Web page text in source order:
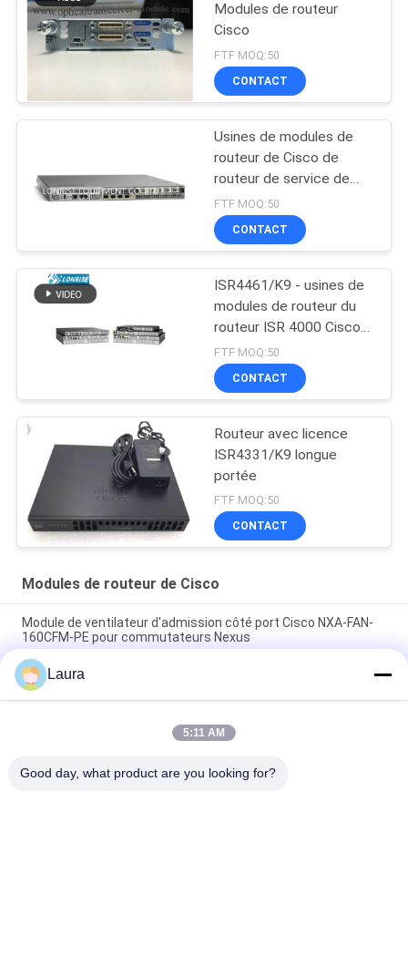
Modules de routeur
Cisco
FTF MOQ:50
CONTACT
Usines de modules de
routeur de Cisco de
routeur de service de
l'agrégation ASR1001
FTF MOQ:50
CONTACT
ISR4461/K9 - usines de
modules de routeur du
routeur ISR 4000 Cisco
de Cisco
FTF MOQ:50
CONTACT
Routeur avec licence
ISR4331/K9 longue
portée
FTF MOQ:50
CONTACT
Modules de routeur de Cisco
Module de ventilateur d'admission côté port Cisco NXA-FAN-
160CFM-PE pour commutateurs Nexus
ISR4221-SEC/K9 ISR 4321 with 2 onboard GE, 2 NIM slots, 1 ISC
slot, 4 GB Flash Memory default, 4 GB DRAM default
C1-ASR1001-HX/K9 Cisco fournisseur de 1000 de série de
radar de surveillance aérienne de plate-forme de Cisco
Laura
5:11 AM
Good day, what product are you looking for?